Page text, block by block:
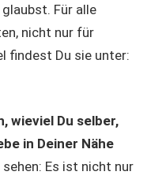
Für alle
nicht nur für
findest Du sie unter:
wieviel Du selber,
in Deiner Nähe
Es ist nicht nur